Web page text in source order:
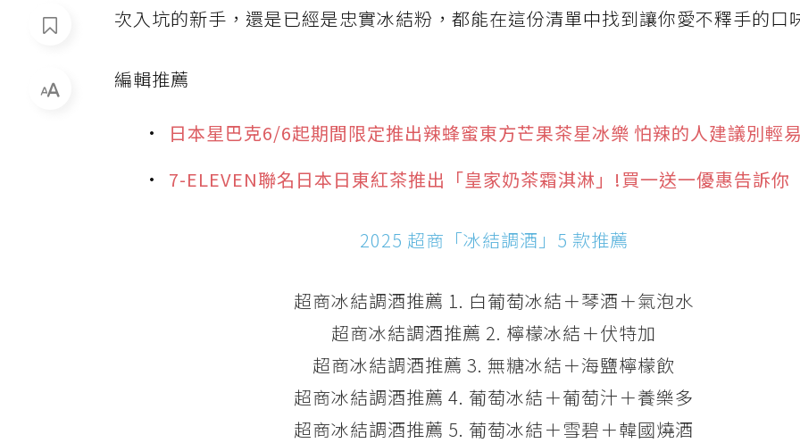
次入坑的新手，還是已經是忠實冰結粉，都能在這份清單中找到讓你愛不釋手的口
編輯推薦
日本星巴克6/6起期間限定推出辣蜂蜜東方芒果茶星冰樂 怕辣的人建議別輕
7-ELEVEN聯名日本日東紅茶推出「皇家奶茶霜淇淋」!買一送一優惠告訴你
2025 超商「冰結調酒」5 款推薦
超商冰結調酒推薦 1. 白葡萄冰結＋琴酒＋氣泡水
超商冰結調酒推薦 2. 檸檬冰結＋伏特加
超商冰結調酒推薦 3. 無糖冰結＋海鹽檸檬飲
超商冰結調酒推薦 4. 葡萄冰結＋葡萄汁＋養樂多
超商冰結調酒推薦 5. 葡萄冰結＋雪碧＋韓國燒酒